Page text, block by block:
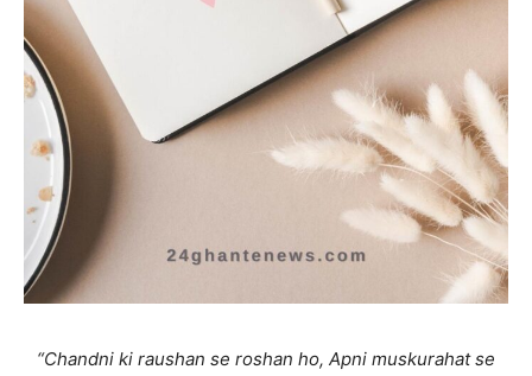
“Chandni ki raushan se roshan ho, Apni muskurahat se